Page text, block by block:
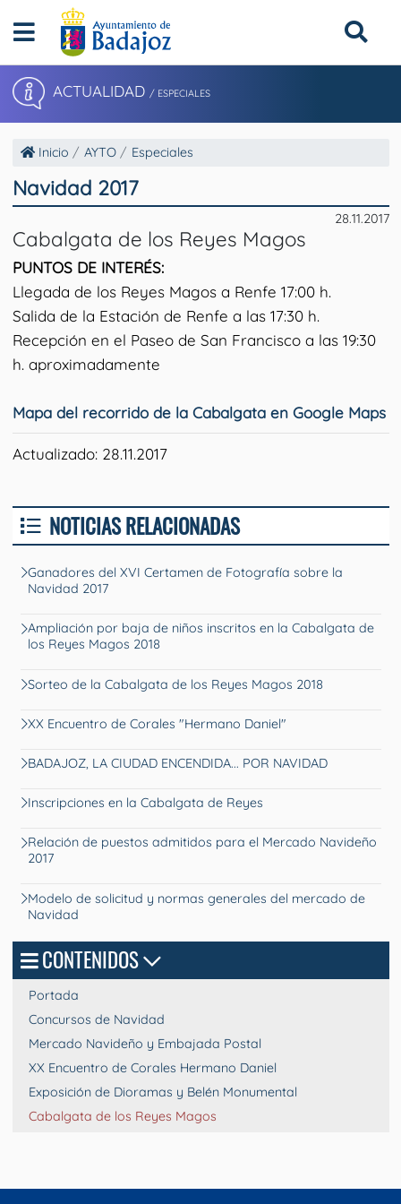
ACTUALIDAD / ESPECIALES
Inicio AYTO Especiales
Navidad 2017
28.11.2017
Cabalgata de los Reyes Magos
PUNTOS DE INTERÉS:
Llegada de los Reyes Magos a Renfe 17:00 h.
Salida de la Estación de Renfe a las 17:30 h.
Recepción en el Paseo de San Francisco a las 19:30
h. aproximadamente
Mapa del recorrido de la Cabalgata en Google Maps
Actualizado: 28.11.2017
NOTICIAS RELACIONADAS
Ganadores del XVI Certamen de Fotografía sobre la
Navidad 2017
Ampliación por baja de niños inscritos en la Cabalgata de
los Reyes Magos 2018
Sorteo de la Cabalgata de los Reyes Magos 2018
XX Encuentro de Corales "Hermano Daniel"
BADAJOZ, LA CIUDAD ENCENDIDA... POR NAVIDAD
Inscripciones en la Cabalgata de Reyes
Relación de puestos admitidos para el Mercado Navideño
2017
Modelo de solicitud y normas generales del mercado de
Navidad
CONTENIDOS
Portada
Concursos de Navidad
Mercado Navideño y Embajada Postal
XX Encuentro de Corales Hermano Daniel
Exposición de Dioramas y Belén Monumental
Cabalgata de los Reyes Magos